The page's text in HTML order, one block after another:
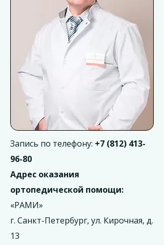
Запись по телефону: +7 (812) 413-
96-80
Адрес оказания
ортопедической помощи:
«РАМИ»
г. Санкт-Петербург, ул. Кирочная, д.
13